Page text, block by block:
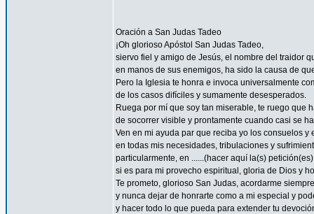
Oración a San Judas Tadeo
¡Oh glorioso Apóstol San Judas Tadeo,
siervo fiel y amigo de Jesús, el nombre del traidor
en manos de sus enemigos, ha sido la causa de
Pero la Iglesia te honra e invoca universalmente
de los casos difíciles y sumamente desesperados.
Ruega por mí que soy tan miserable, te ruego que
de socorrer visible y prontamente cuando casi se
Ven en mi ayuda par que reciba yo los consuelos y
en todas mis necesidades, tribulaciones y
particularmente, en ......(hacer aquí la(s)
si es para mi provecho espiritual, gloria de Dios y
Te prometo, glorioso San Judas, acordarme
y nunca dejar de honrarte como a mi especial y
y hacer todo lo que pueda para extender tu